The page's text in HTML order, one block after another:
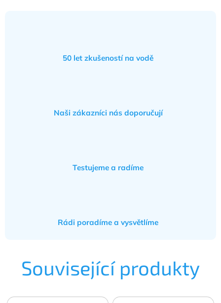
50 let zkušeností na vodě
Naši zákazníci nás doporučují
Testujeme a radíme
Rádi poradíme a vysvětlíme
Související produkty